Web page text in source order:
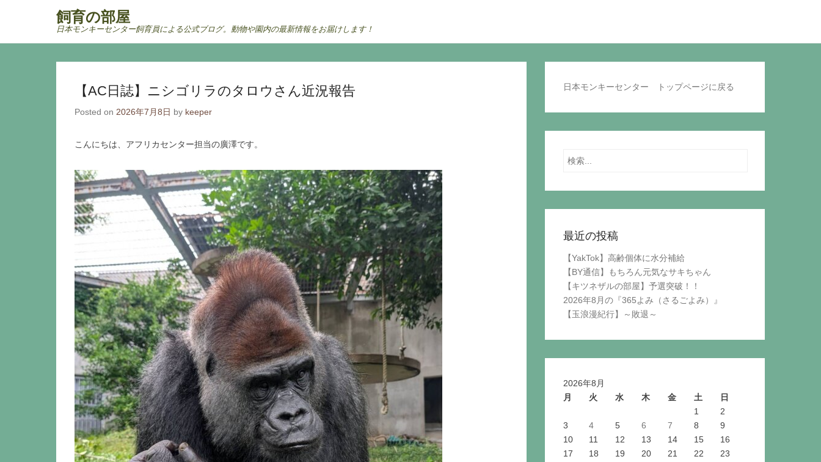
飼育の部屋
日本モンキーセンター飼育員による公式ブログ。動物や園内の最新情報をお届けします！
【AC日誌】ニシゴリラのタロウさん近況報告
Posted on 2026年7月8日 by keeper
こんにちは、アフリカセンター担当の廣澤です。
日本モンキーセンター トップページに戻る
Search
最近の投稿
【YakTok】高齢個体に水分補給
【BY通信】もちろん元気なサキちゃん
【キツネザルの部屋】予選突破！！
2026年8月の『365よみ（さるごよみ）』
【玉浪漫紀行】～敗退～
2026年8月
月
火 水 木 金 土
日
1
2
3
4 5 6 7 8
9
10
11 12 13 14 15
16
17
18 19 20 21 22
23